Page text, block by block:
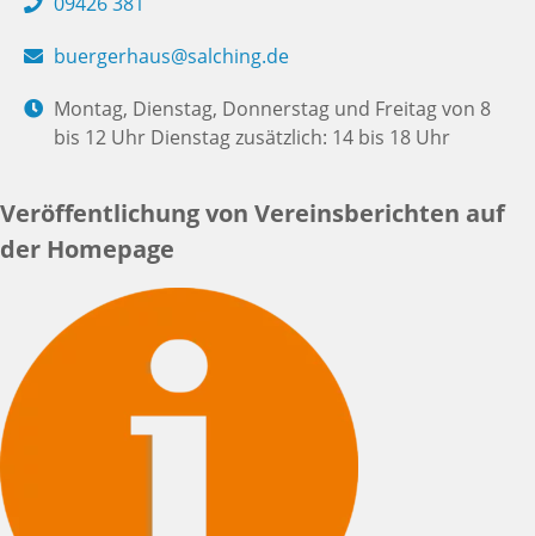
buergerhaus@salching.de
Montag, Dienstag, Donnerstag und Freitag von 8
bis 12 Uhr Dienstag zusätzlich: 14 bis 18 Uhr
Veröffentlichung von Vereinsberichten auf
der Homepage